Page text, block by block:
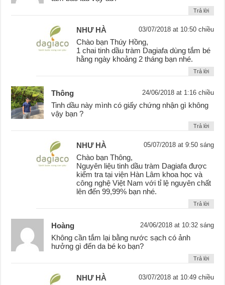
Trả lời
NHƯ HÀ 03/07/2018 at 10:50 chiều
Chào bạn Thúy Hồng,
1 chai tinh dầu tràm Dagiafa dùng tắm bé
hằng ngày khoảng 2 tháng bạn nhé.
Trả lời
Thông 24/06/2018 at 1:16 chiều
Tinh dầu này mình có giấy chứng nhận gì không
vậy bạn ?
Trả lời
NHƯ HÀ 05/07/2018 at 9:50 sáng
Chào bạn Thông,
Nguyên liệu tinh dầu tràm Dagiafa được
kiểm tra tại viện Hàn Lâm khoa học và
công nghệ Việt Nam với tỉ lệ nguyên chất
lên đến 99,99% bạn nhé.
Trả lời
Hoàng 24/06/2018 at 10:32 sáng
Không cần tắm lại bằng nước sạch có ảnh
hưởng gì đến da bé ko bạn?
Trả lời
NHƯ HÀ 03/07/2018 at 10:49 chiều